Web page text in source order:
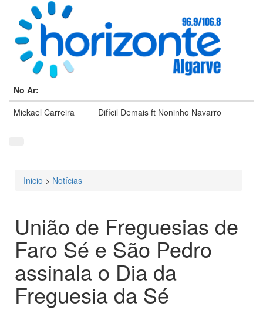
No Ar:
Mickael Carreira
Difícil Demais ft Noninho Navarro
Está aqui
Inicio > Notícias
União de Freguesias de
Faro Sé e São Pedro
assinala o Dia da
Freguesia da Sé